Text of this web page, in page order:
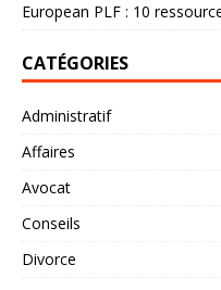
European PLF : 10
CATÉGORIES
Administratif
Affaires
Avocat
Conseils
Divorce